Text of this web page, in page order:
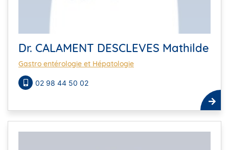
Dr. CALAMENT DESCLEVES Mathilde
Gastro entérologie et Hépatologie
02 98 44 50 02